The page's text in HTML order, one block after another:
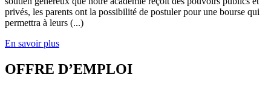
privés, les parents ont la possibilité de postuler pour une bourse qui
permettra à leurs (...)
En savoir plus
OFFRE D’EMPLOI